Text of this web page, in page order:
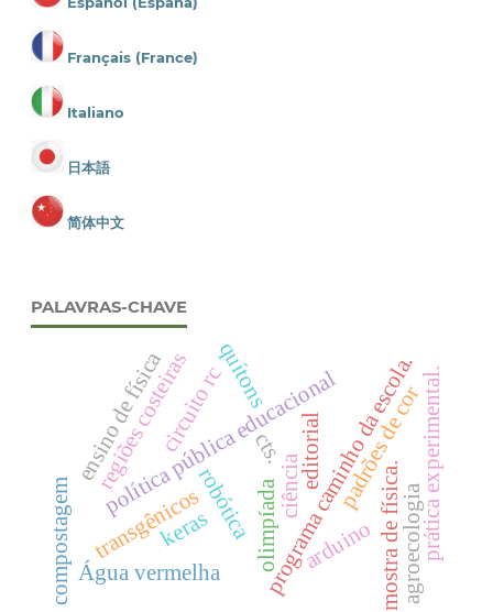
Français (France)
Italiano
日本語
简体中文
PALAVRAS-CHAVE
editorial
olimpíada
política pública educacionalprograma caminho da escola.
padrões de cor
quítons
regiões costeiras
robótica
keras mostra de física.
transgênicos
cts.
Água vermelha agroecologia
compostagem
ensino de física
ciência
arduino
circuito rc prática experimental.